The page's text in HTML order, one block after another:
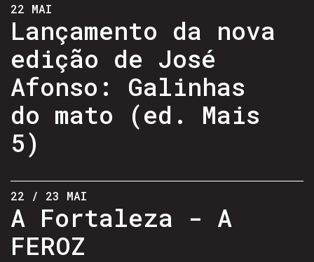
22 MAI
Lançamento da nova
edição de José
Afonso: Galinhas
do mato (ed. Mais
5)
22 / 23 MAI
A Fortaleza - A
FEROZ